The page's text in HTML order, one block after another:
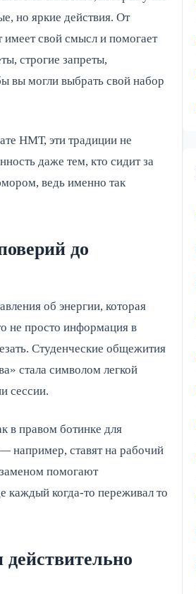
но яркие действия. От
свой смысл и помогает
строгие запреты,
вы могли выбрать свой набор
НМТ, эти традиции не
даже тем, кто сидит за
ведь именно так
до
об энергии, которая
не просто информация в
Студенческие общежития
стала символом легкой
сессии.
в правом ботинке для
например, ставят на рабочий
помогают
каждый когда-то переживал то